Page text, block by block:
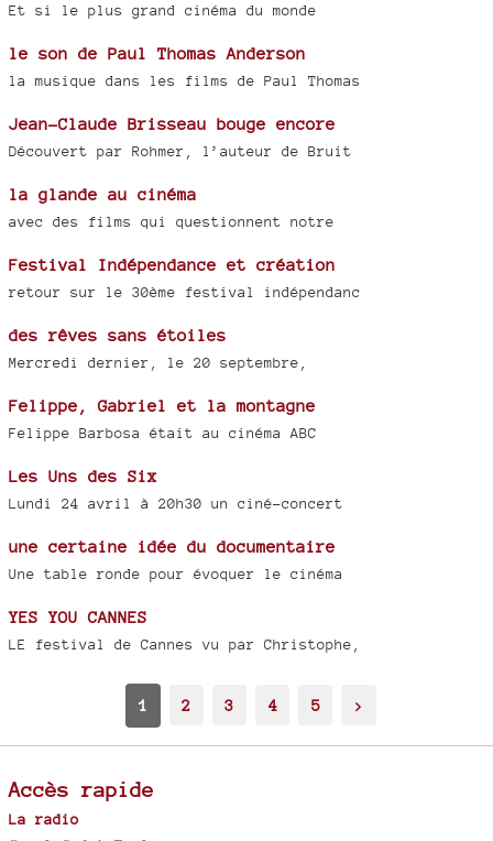
Et si le plus grand cinéma du monde
le son de Paul Thomas Anderson
la musique dans les films de Paul Thomas
Jean-Claude Brisseau bouge encore
Découvert par Rohmer, l’auteur de Bruit
la glande au cinéma
avec des films qui questionnent notre
Festival Indépendance et création
retour sur le 30ème festival indépendanc
des rêves sans étoiles
Mercredi dernier, le 20 septembre,
Felippe, Gabriel et la montagne
Felippe Barbosa était au cinéma ABC
Les Uns des Six
Lundi 24 avril à 20h30 un ciné-concert
une certaine idée du documentaire
Une table ronde pour évoquer le cinéma
YES YOU CANNES
LE festival de Cannes vu par Christophe,
1 2 3 4 5 >
Accès rapide
La radio